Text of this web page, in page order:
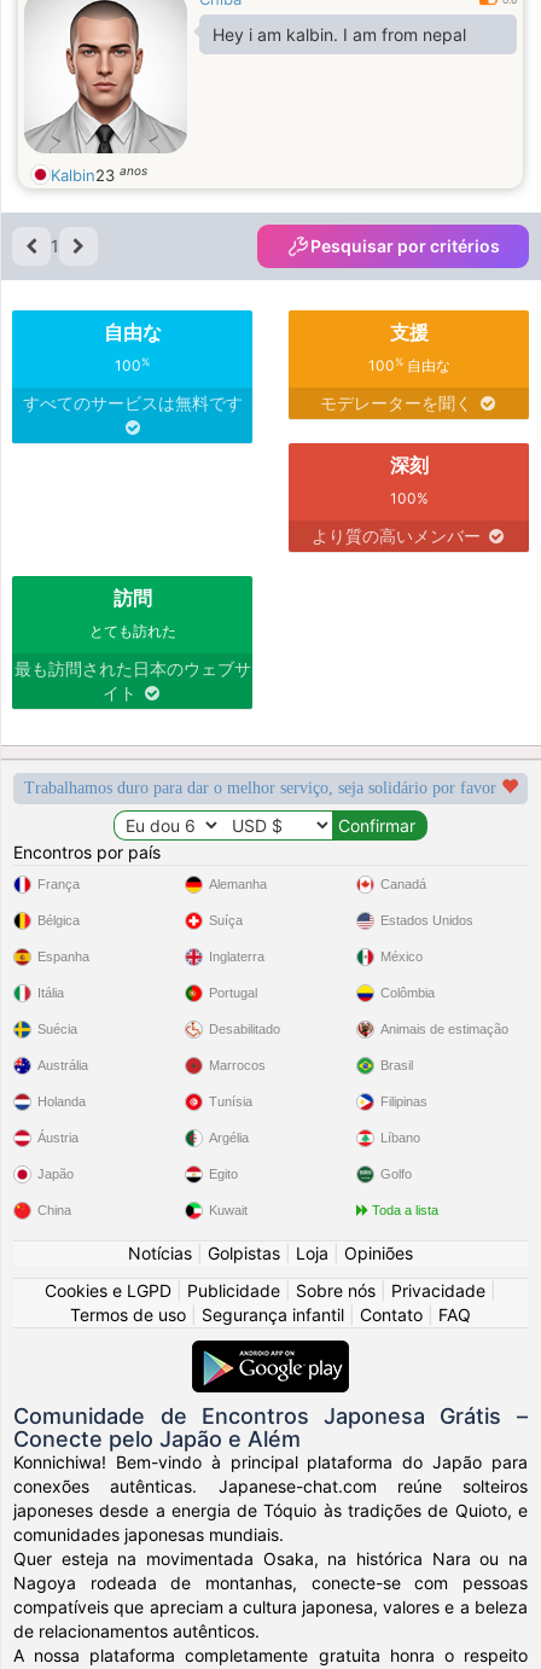
Hey i am kalbin. I am from nepal
Kalbin23 anos
1 Pesquisar por critérios
自由な
100%
すべてのサービスは無料です
支援
100%自由な
モデレーターを聞く
深刻
100%
より質の高いメンバー
訪問
とても訪れた
最も訪問された日本のウェブサ
イト
Trabalhamos duro para dar o melhor serviço, seja solidário por favor
Encontros por país
França
Bélgica
Espanha
Itália
Suécia
Alemanha
Suíça
Inglaterra
Portugal
Desabilitado
Canadá
Estados Unidos
México
Colômbia
Animais de estimação
Austrália
Holanda
Áustria
Japão
China
Marrocos
Tunísia
Argélia
Egito
Kuwait
Brasil
Filipinas
Líbano
Golfo
Toda a lista
Notícias Golpistas Loja
Opiniões
Cookies e LGPD
Publicidade Sobre nós Privacidade
Termos de uso
Segurança infantil Contato FAQ
Comunidade de Encontros Japonesa Grátis –
Conecte pelo Japão e Além
Konnichiwa! Bem-vindo à principal plataforma do Japão para
conexões autênticas. Japanese-chat.com reúne solteiros
japoneses desde a energia de Tóquio às tradições de Quioto, e
comunidades japonesas mundiais.
Quer esteja na movimentada Osaka, na histórica Nara ou na
Nagoya rodeada de montanhas, conecte-se com pessoas
compatíveis que apreciam a cultura japonesa, valores e a beleza
de relacionamentos autênticos.
A nossa plataforma completamente gratuita honra o respeito